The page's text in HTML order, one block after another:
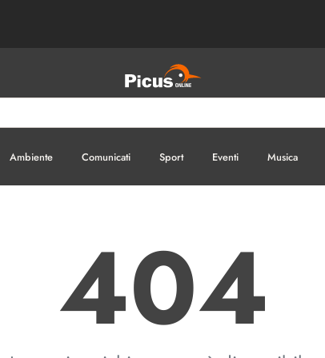
Ambiente Comunicati Sport Eventi Musica
404